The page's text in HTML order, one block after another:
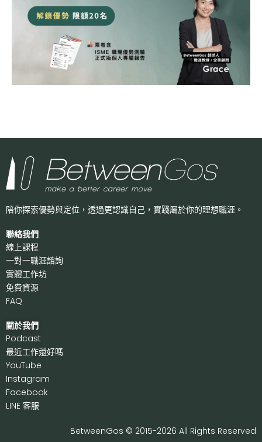
陪你探索優勢與定位，透過更認識自己， 實踐屬於你的理想職涯。
聯絡我們
線上課程
一對一職涯諮詢
實體工作坊
免費資源
FAQ
關於我們
Podcast
最近工作還好嗎
YouTube
Instagram
Facebook
LINE 客服
BetweenGos © 2015-2026 All Rights Reserved